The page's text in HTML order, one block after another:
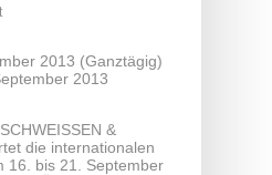
2013 (Ganztägig)
2013
&
die internationalen
16. bis 21. September